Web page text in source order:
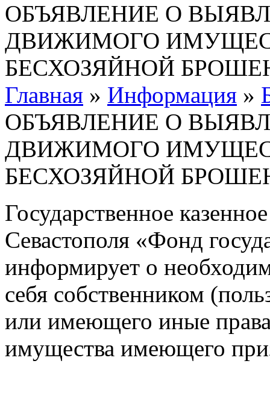
ОБЪЯВЛЕНИЕ О
ДВИЖИМОГО
БЕСХОЗЯЙНОЙ
Главная » Информация »
ОБЪЯВЛЕНИЕ О
ДВИЖИМОГО
БЕСХОЗЯЙНОЙ
Государственное
Севастополя «Фонд
информирует о
себя собственником
или имеющего иные
имущества имеющего